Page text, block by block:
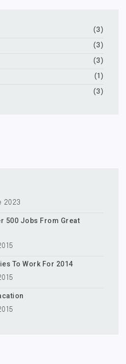
(3)
(3)
(3)
(1)
(3)
2023
500 Jobs From Great
To Work For 2014